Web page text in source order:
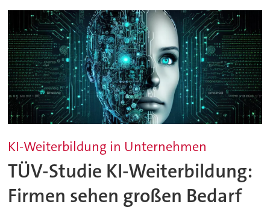
KI-Weiterbildung in Unternehmen
TÜV-Studie KI-Weiterbildung:
Firmen sehen großen Bedarf